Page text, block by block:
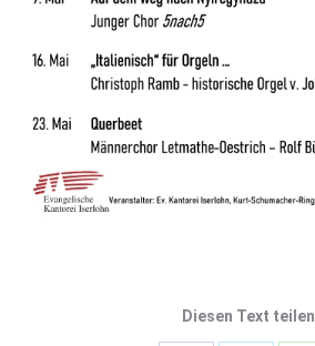
Diesen Text teilen